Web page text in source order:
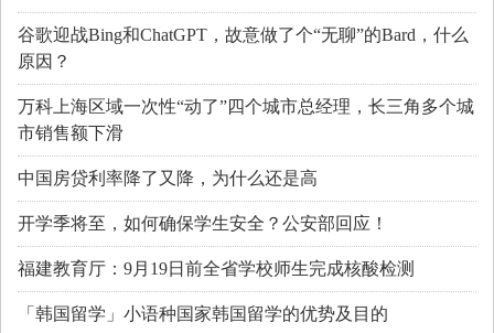
谷歌迎战Bing和ChatGPT，故意做了个“无聊”的Bard，什么
原因？
万科上海区域一次性“动了”四个城市总经理，长三角多个城
市销售额下滑
中国房贷利率降了又降，为什么还是高
开学季将至，如何确保学生安全？公安部回应！
福建教育厅：9月19日前全省学校师生完成核酸检测
「韩国留学」小语种国家韩国留学的优势及目的